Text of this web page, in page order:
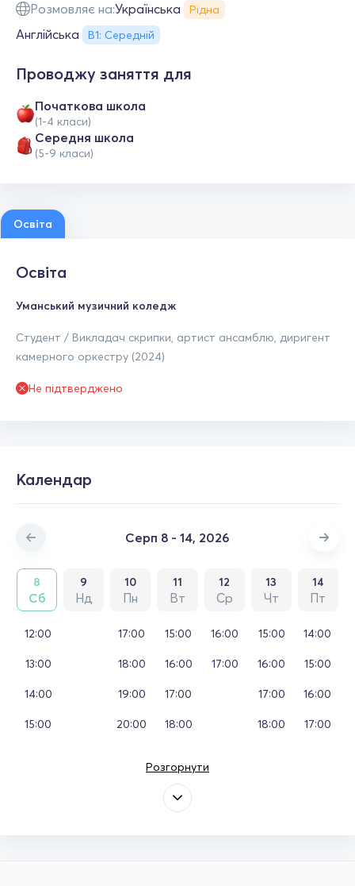
Розмовляє на:Українська Рідна
Англійська В1: Середній
Проводжу заняття для
Початкова школа
(1-4 класи)
Середня школа
(5-9 класи)
Освіта
Освіта
Уманський музичний коледж
Студент / Викладач скрипки, артист ансамблю, диригент
камерного оркестру (2024)
Не підтверджено
Календар
Серп 8 - 14, 2026
8
Сб
9
Нд
10
Пн
11
Вт
12
Ср
13
Чт
14
Пт
12:00
13:00
14:00
15:00
17:00
18:00
19:00
20:00
15:00
16:00
17:00
18:00
16:00
17:00
15:00
16:00
17:00
18:00
14:00
15:00
16:00
17:00
Розгорнути